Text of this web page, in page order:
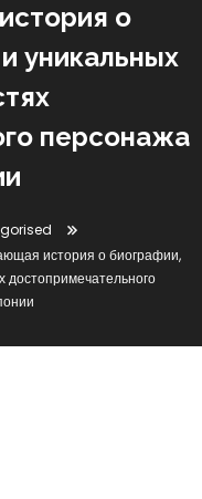
о
уникальных
персонажа
история о биографии,
достопримечательного